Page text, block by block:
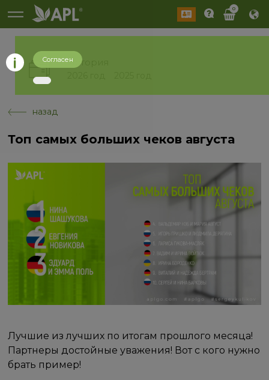
0
История
назад
Топ самых больших чеков августа
Лучшие из лучших по итогам прошлого месяца!
Партнеры достойные уважения! Вот с кого нужно
брать пример!
Согласен